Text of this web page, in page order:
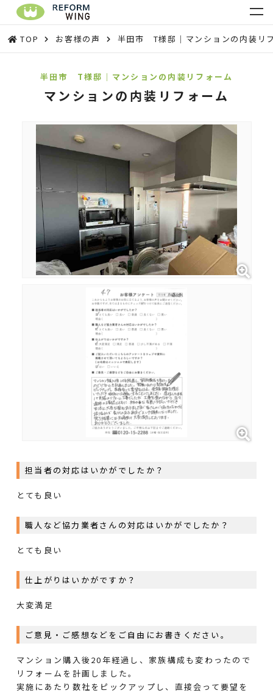
TOP お客様の声 半田市 T様邸｜マンションの内装リ
半田市 T様邸｜マンションの内装リフォーム
マンションの内装リフォーム
担当者の対応はいかがでしたか？
とても良い
職人など協力業者さんの対応はいかがでしたか？
とても良い
仕上がりはいかがですか？
大変満足
ご意見・ご感想などをご自由にお書きください。
マンション購入後20年経過し、家族構成も変わったので
リフォームを計画しました。
実施にあたり数社をピックアップし、直接会って要望を